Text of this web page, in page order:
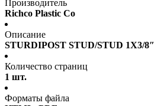
Производитель
Richco Plastic Co
Описание
STURDIPOST STUD/STUD 1X3/8″
Количество страниц
1 шт.
Форматы файла